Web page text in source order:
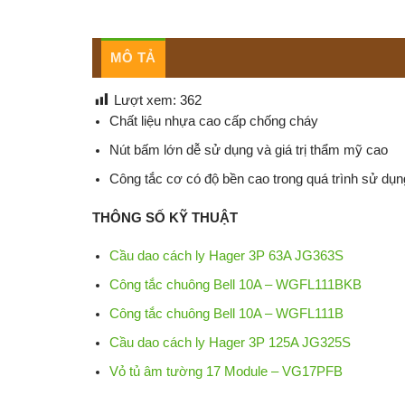
MÔ TẢ
Lượt xem: 362
Chất liệu nhựa cao cấp chống cháy
Nút bấm lớn dễ sử dụng và giá trị thẩm mỹ cao
Công tắc cơ có độ bền cao trong quá trình sử
THÔNG SỐ KỸ THUẬT
Cầu dao cách ly Hager 3P 63A JG363S
Công tắc chuông Bell 10A – WGFL111BKB
Công tắc chuông Bell 10A – WGFL111B
Cầu dao cách ly Hager 3P 125A JG325S
Vỏ tủ âm tường 17 Module – VG17PFB